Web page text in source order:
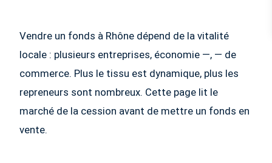
Vendre un fonds à Rhône dépend de la vitalité
locale : plusieurs entreprises, économie —, — de
commerce. Plus le tissu est dynamique, plus les
repreneurs sont nombreux. Cette page lit le
marché de la cession avant de mettre un fonds en
vente.